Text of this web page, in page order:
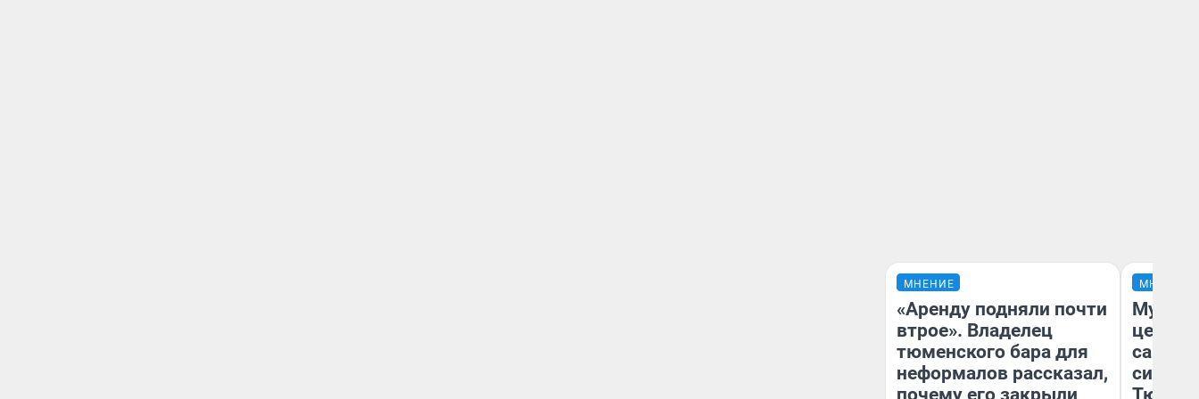
МНЕНИЕ
«Аренду подняли почти
втрое». Владелец
тюменского бара для
неформалов рассказал,
почему его закрыли
МНЕНИЕ
Музей